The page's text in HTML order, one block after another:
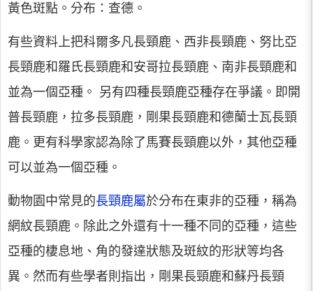
黃色斑點。分布：查德。
有些資料上把科爾多凡長頸鹿、西非長頸鹿、努比亞
長頸鹿和羅氏長頸鹿和安哥拉長頸鹿、南非長頸鹿和
並為一個亞種。 另有四種長頸鹿亞種存在爭議。即開
普長頸鹿，拉多長頸鹿，剛果長頸鹿和德蘭士瓦長頸
鹿。更有科學家認為除了馬賽長頸鹿以外，其他亞種
可以並為一個亞種。
動物園中常見的長頸鹿屬於分布在東非的亞種，稱為
網紋長頸鹿。除此之外還有十一種不同的亞種，這些
亞種的棲息地、角的發達狀態及斑紋的形狀等均各
異。然而有些學者則指出，剛果長頸鹿和蘇丹長頸